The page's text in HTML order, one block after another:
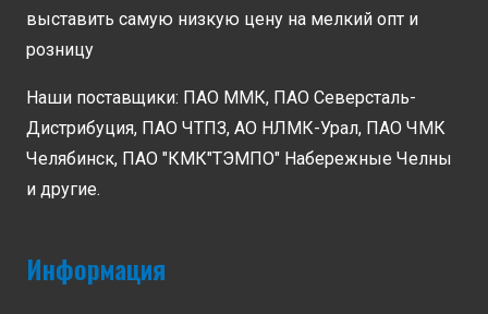
выставить самую низкую цену на мелкий опт и
розницу
Наши поставщики: ПАО ММК, ПАО Северсталь-
Дистрибуция, ПАО ЧТПЗ, АО НЛМК-Урал, ПАО ЧМК
Челябинск, ПАО "КМК"ТЭМПО" Набережные Челны
и другие.
Информация